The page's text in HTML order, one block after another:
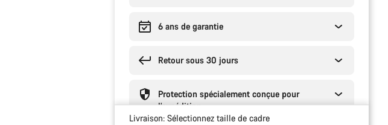
6 ans de garantie
Retour sous 30 jours
Protection spécialement conçue pour
l’expédition
Livraison: Sélectionnez taille de cadre